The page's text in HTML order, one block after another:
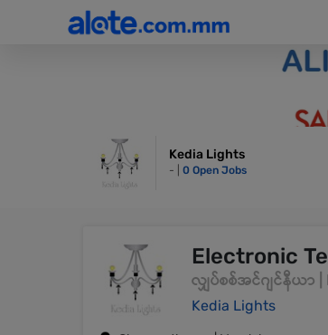
Kedia Lights
- | 0 Open Jobs
Electronic
လျှပ်စစ်အင်ဂျင်နီယာ
Kedia Lights